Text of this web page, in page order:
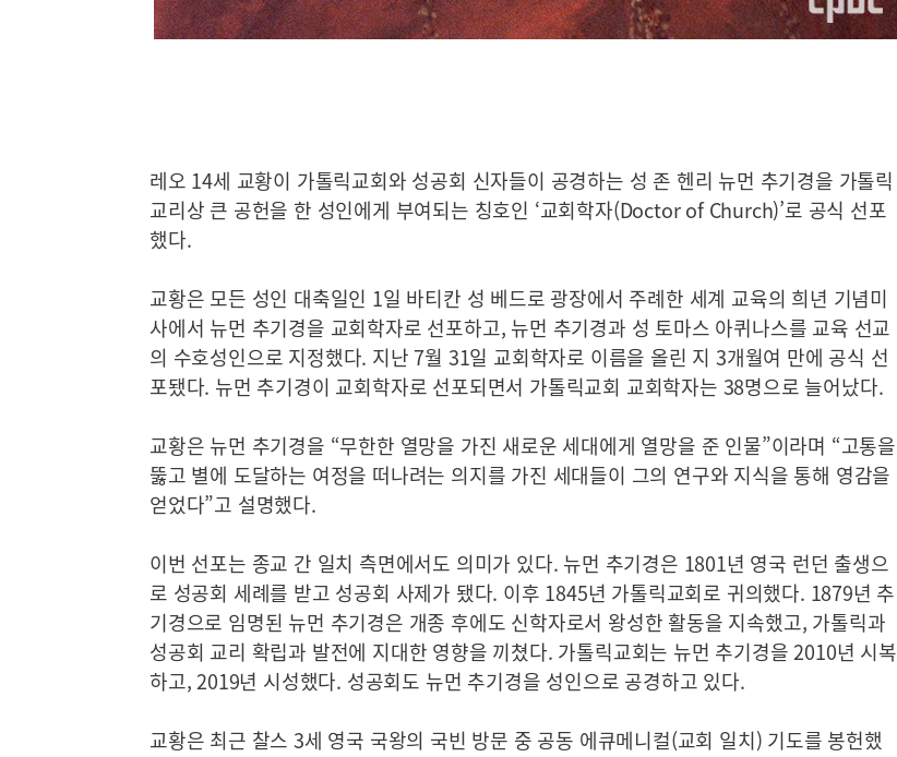
레오 14세 교황이 가톨릭교회와 성공회 신자들이 공경하는 성 존 헨리 뉴먼 추기경을 가톨릭
교리상 큰 공헌을 한 성인에게 부여되는 칭호인 ‘교회학자(Doctor of Church)’로 공식 선포
했다.
교황은 모든 성인 대축일인 1일 바티칸 성 베드로 광장에서 주례한 세계 교육의 희년 기념미
사에서 뉴먼 추기경을 교회학자로 선포하고, 뉴먼 추기경과 성 토마스 아퀴나스를 교육 선교
의 수호성인으로 지정했다. 지난 7월 31일 교회학자로 이름을 올린 지 3개월여 만에 공식 선
포됐다. 뉴먼 추기경이 교회학자로 선포되면서 가톨릭교회 교회학자는 38명으로 늘어났다.
교황은 뉴먼 추기경을 “무한한 열망을 가진 새로운 세대에게 열망을 준 인물”이라며 “고통을
뚫고 별에 도달하는 여정을 떠나려는 의지를 가진 세대들이 그의 연구와 지식을 통해 영감을
얻었다”고 설명했다.
이번 선포는 종교 간 일치 측면에서도 의미가 있다. 뉴먼 추기경은 1801년 영국 런던 출생으
로 성공회 세례를 받고 성공회 사제가 됐다. 이후 1845년 가톨릭교회로 귀의했다. 1879년 추
기경으로 임명된 뉴먼 추기경은 개종 후에도 신학자로서 왕성한 활동을 지속했고, 가톨릭과
성공회 교리 확립과 발전에 지대한 영향을 끼쳤다. 가톨릭교회는 뉴먼 추기경을 2010년 시복
하고, 2019년 시성했다. 성공회도 뉴먼 추기경을 성인으로 공경하고 있다.
교황은 최근 찰스 3세 영국 국왕의 국빈 방문 중 공동 에큐메니컬(교회 일치) 기도를 봉헌했